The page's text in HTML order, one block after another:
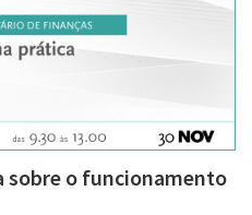
sobre o funcionamento